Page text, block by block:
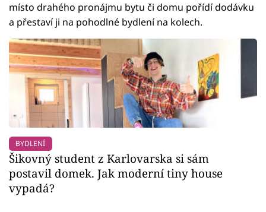
místo drahého pronájmu bytu či domu pořídí dodávku
a přestaví ji na pohodlné bydlení na kolech.
BYDLENÍ
Šikovný student z Karlovarska si sám
postavil domek. Jak moderní tiny house
vypadá?